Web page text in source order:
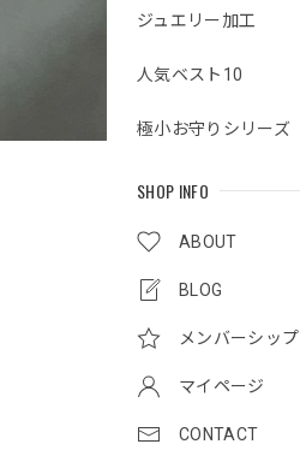
ジュエリー加工
人気ベスト10
極小お守りシリーズ
SHOP INFO
ABOUT
BLOG
メンバーシップ
マイページ
CONTACT